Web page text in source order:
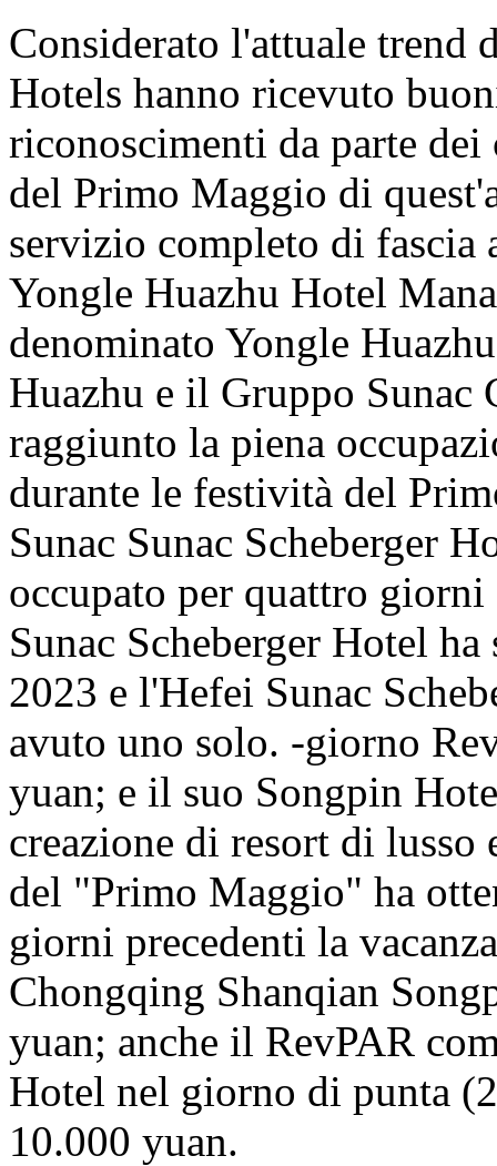
Considerato l'attuale trend
Hotels hanno ricevuto
riconoscimenti da parte
del Primo Maggio di
servizio completo di fascia
Yongle Huazhu Hotel
denominato Yongle
Huazhu e il Gruppo Sunac
raggiunto la piena
durante le festività del
Sunac Sunac Scheberger
occupato per quattro
Sunac Scheberger Hotel
2023 e l'Hefei Sunac
avuto uno solo. -giorno
yuan; e il suo Songpin
creazione di resort di lusso
del "Primo Maggio" ha
giorni precedenti la
Chongqing Shanqian
yuan; anche il RevPAR
Hotel nel giorno di punta
10.000 yuan.